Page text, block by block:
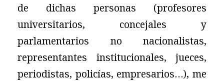
de dichas personas (profesores
universitarios, concejales y
parlamentarios no nacionalistas,
representantes institucionales, jueces,
periodistas, policías, empresarios…), me